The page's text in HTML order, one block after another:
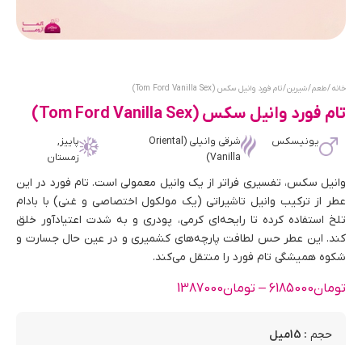
خانه/طعم/شیرین/ تام فورد وانیل سکس (Tom Ford Vanilla Sex)
تام فورد وانیل سکس (Tom Ford Vanilla Sex)
یونیسکس
شرقی وانیلی (Oriental
Vanilla)
پاییز,
زمستان
وانیل سکس، تفسیری فراتر از یک وانیل معمولی است. تام فورد در این
عطر از ترکیب وانیل تاشیراتی (یک مولکول اختصاصی و غنی) با بادام
تلخ استفاده کرده تا رایحه‌ای کرمی، پودری و به شدت اعتیادآور خلق
کند. این عطر حس لطافت پارچه‌های کشمیری و در عین حال جسارت و
شکوه همیشگی تام فورد را منتقل می‌کند.
تومان6185000
– تومان1387000
حجم : 15میل